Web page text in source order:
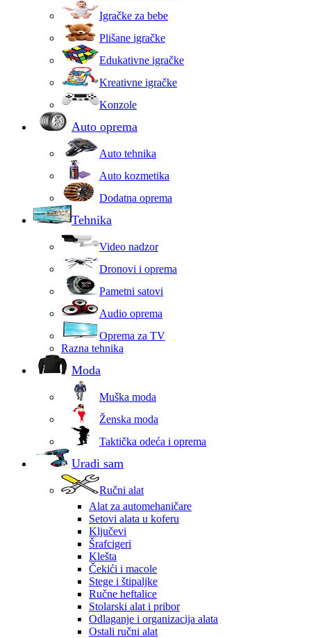
Igračke za bebe
Plišane igračke
Edukativne igračke
Kreativne igračke
Konzole
Auto oprema
Auto tehnika
Auto kozmetika
Dodatna oprema
Tehnika
Video nadzor
Dronovi i oprema
Pametni satovi
Audio oprema
Oprema za TV
Razna tehnika
Moda
Muška moda
Ženska moda
Taktička odeća i oprema
Uradi sam
Ručni alat
Alat za automehaničare
Setovi alata u koferu
Ključevi
Šrafcigeri
Klešta
Čekići i macole
Stege i štipaljke
Ručne heftalice
Stolarski alat i pribor
Odlaganje i organizacija alata
Ostali ručni alat